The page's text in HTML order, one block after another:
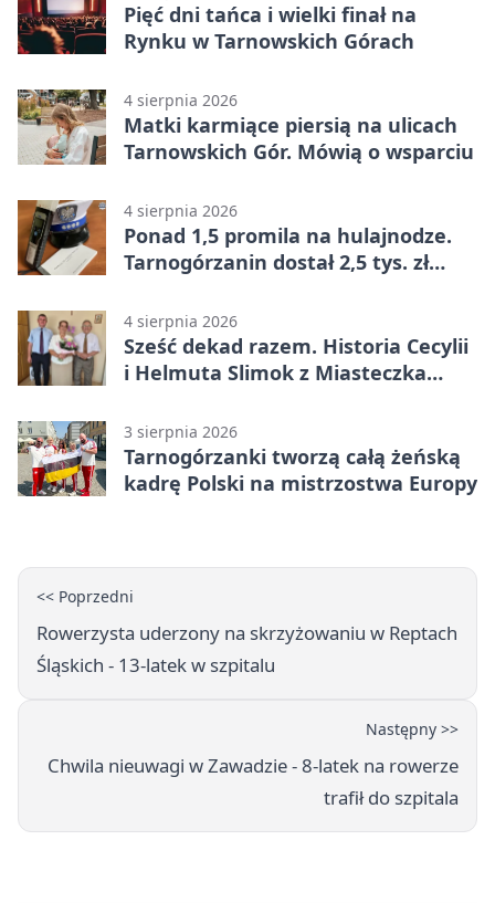
Pięć dni tańca i wielki finał na
Rynku w Tarnowskich Górach
4 sierpnia 2026
Matki karmiące piersią na ulicach
Tarnowskich Gór. Mówią o wsparciu
4 sierpnia 2026
Ponad 1,5 promila na hulajnodze.
Tarnogórzanin dostał 2,5 tys. zł
4 sierpnia 2026
Sześć dekad razem. Historia Cecylii
i Helmuta Slimok z Miasteczka
3 sierpnia 2026
Tarnogórzanki tworzą całą żeńską
kadrę Polski na mistrzostwa Europy
<< Poprzedni
Rowerzysta uderzony na skrzyżowaniu w Reptach
Śląskich - 13-latek w szpitalu
Następny >>
Chwila nieuwagi w Zawadzie - 8-latek na rowerze
trafił do szpitala